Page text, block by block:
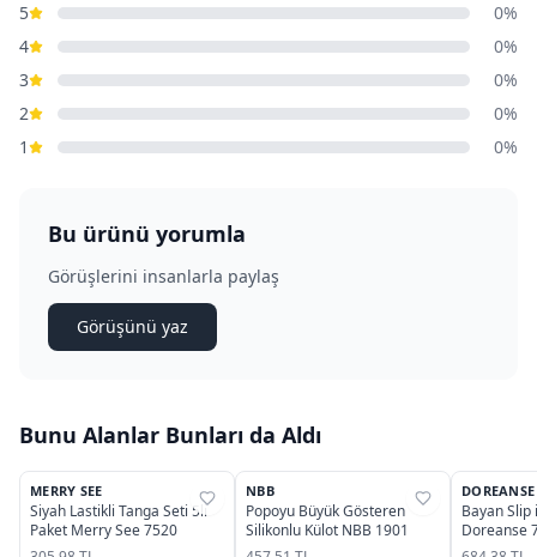
5
0%
4
0%
3
0%
2
0%
1
0%
Bu ürünü yorumla
Görüşlerini insanlarla paylaş
Görüşünü yaz
Bunu Alanlar Bunları da Aldı
%35
MERRY SEE
Siyah Lastikli Tanga Seti 5li
Paket Merry See 7520
%39
NBB
Popoyu Büyük Gösteren
Silikonlu Külot NBB 1901
%25
DOREANSE
Bayan Slip
Doreanse